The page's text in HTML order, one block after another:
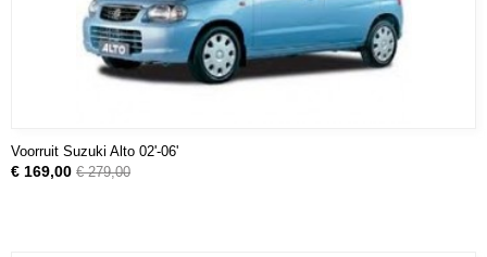
Voorruit Suzuki Alto 02'-06'
€ 169,00 € 279,00